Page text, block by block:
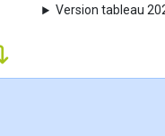
Version tableau